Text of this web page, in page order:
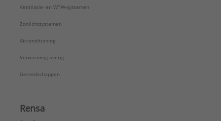
Ventilatie- en WTW-systemen
Zonlichtsystemen
Airconditioning
Verwarming overig
Gereedschappen
Rensa